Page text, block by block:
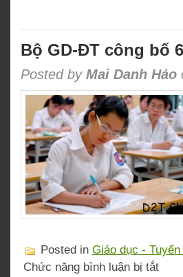
Bộ GD-ĐT công bố
Posted by Mai Danh Hảo
Posted in Giáo dục -
Chức năng bình luận bị tắtở